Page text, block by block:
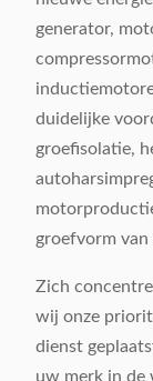
generator,
duidelijke
groefisolatie,
groefvorm
Zich
wij onze
dienst
uw merk in de